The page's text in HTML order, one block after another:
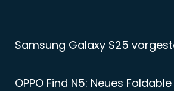
Samsung Galaxy S25
OPPO Find N5: Neues